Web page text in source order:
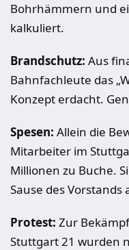
Bohrhämmern und
kalkuliert.
Brandschutz: Aus
Bahnfachleute das
Konzept erdacht.
Spesen: Allein die
Mitarbeiter im
Millionen zu Buche.
Sause des Vorstands
Protest: Zur
Stuttgart 21 wurden